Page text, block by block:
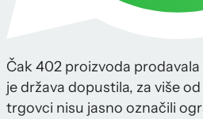
Čak 402 proizvoda
je država dopustila, za više
trgovci nisu jasno označili